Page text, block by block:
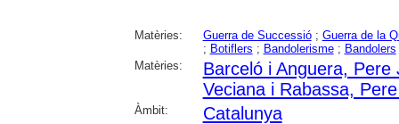
Matèries: Guerra de Successió; Guerra de la
; Botiflers ; Bandolerisme; Bandolers
Matèries:
Barceló i Anguera, Pere
Veciana i Rabassa,
Àmbit: Catalunya